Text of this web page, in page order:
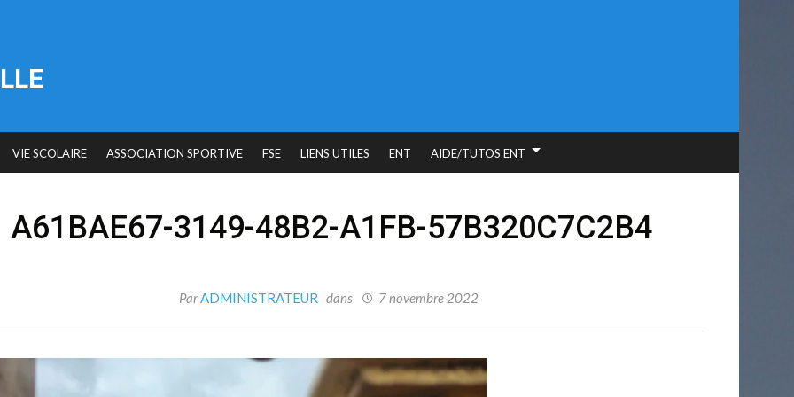
VIE SCOLAIRE ASSOCIATION SPORTIVE FSE LIENS UTILES ENT AIDE/TUTOS ENT
A61BAE67-3149-48B2-A1FB-57B320C7C2B4
ParADMINISTRATEUR dans 7 novembre 2022